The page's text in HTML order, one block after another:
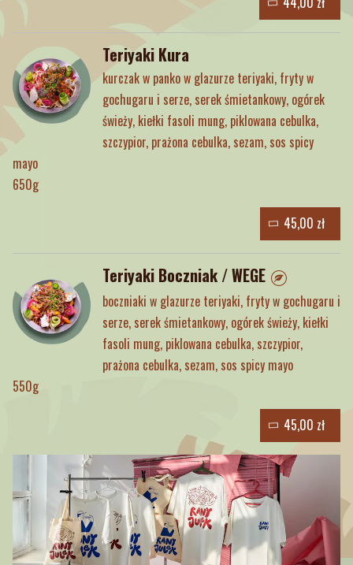
Teriyaki Kura
kurczak w panko w glazurze teriyaki, fryty w
gochugaru i serze, serek śmietankowy, ogórek
świeży, kiełki fasoli mung, piklowana cebulka,
szczypior, prażona cebulka, sezam, sos spicy
mayo
650g
Teriyaki Boczniak / WEGE
boczniaki w glazurze teriyaki, fryty w gochugaru i
serze, serek śmietankowy, ogórek świeży, kiełki
fasoli mung, piklowana cebulka, szczypior,
prażona cebulka, sezam, sos spicy mayo
550g